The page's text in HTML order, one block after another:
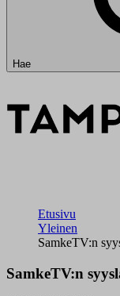
Hae
Etusivu
Yleinen
SamkeTV:n
SamkeTV:n